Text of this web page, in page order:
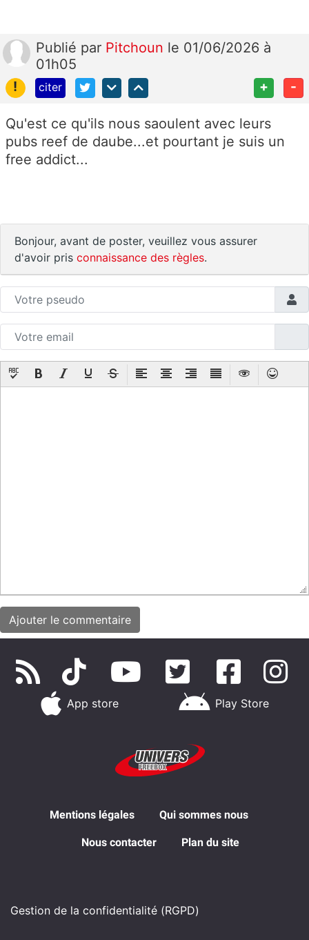
Publié par Pitchoun le 01/06/2026 à
01h05
!
citer + -
Qu'est ce qu'ils nous saoulent avec leurs
pubs reef de daube...et pourtant je suis un
free addict...
Bonjour, avant de poster, veuillez vous assurer
d'avoir pris connaissance des règles.
App store Play Store
Mentions légales Qui sommes nous
Nous contacter Plan du site
Gestion de la confidentialité (RGPD)